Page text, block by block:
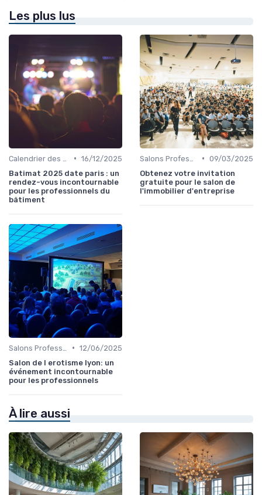
Les plus lus
• 16/12/2025
Batimat 2025 date paris : un
rendez-vous incontournable
pour les professionnels du
bâtiment
• 09/03/2025
Obtenez votre invitation
gratuite pour le salon de
l'immobilier d'entreprise
• 12/06/2025
Salon de l erotisme lyon: un
événement incontournable
pour les professionnels
À lire aussi